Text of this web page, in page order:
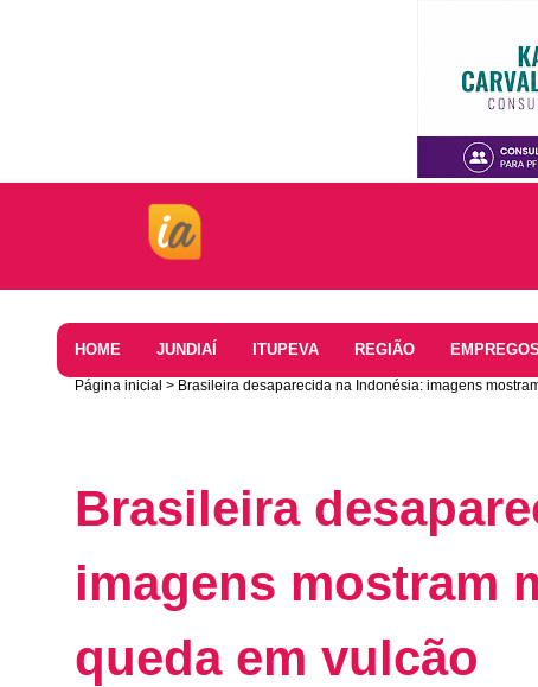
HOME JUNDIAÍ ITUPEVA REGIÃO EMPREGOS
Página inicial Brasileira desaparecida na Indonésia: imagens
Brasileira
imagens mostram
queda em vulcão